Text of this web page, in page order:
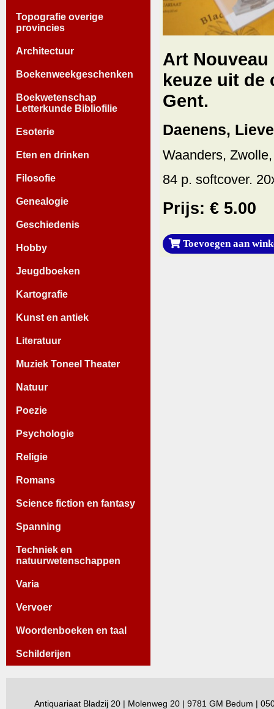
Topografie overige
provincies
Architectuur
Boekenweekgeschenken
Boekwetenschap
Letterkunde Bibliofilie
Esoterie
Eten en drinken
Filosofie
Genealogie
Geschiedenis
Hobby
Jeugdboeken
Kartografie
Kunst en antiek
Literatuur
Muziek Toneel Theater
Natuur
Poezie
Psychologie
Religie
Romans
Science fiction en fantasy
Spanning
Techniek en
natuurwetenschappen
Varia
Vervoer
Woordenboeken en taal
Schilderijen
Art
keuze uit de
Gent.
Daenens,
Waanders,
84 p. softcover.
Prijs: € 5.00
Toevoegen aan
Antiquariaat Bladzij 20 | Molenweg 20 | 9781 GM Bedum |